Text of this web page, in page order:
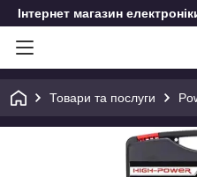
Інтернет магазин
Товари та послуги